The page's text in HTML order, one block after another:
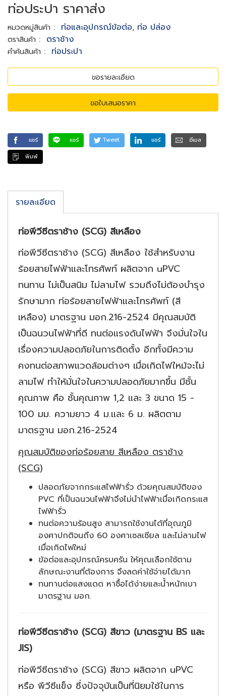
ท่อประปา ราคาส่ง
หมวดหมู่สินค้า : ท่อและอุปกรณ์ข้อต่อ, ท่อ ปล่อง
ตราสินค้า : ตราช้าง
คำค้นสินค้า : ท่อประปา
ขอรายละเอียด
ขอใบเสนอราคา
แชร์ แชร์ Tweet แชร์
อีเมล
พิมพ์
รายละเอียด
ท่อพีวีซีตราช้าง (SCG) สีเหลือง
ท่อพีวีซีตราช้าง (SCG) สีเหลือง ใช้สำหรับงาน
ร้อยสายไฟฟ้าและโทรศัพท์ ผลิตจาก uPVC
ทนทาน ไม่เป็นสนิม ไม่ลามไฟ รวมถึงไม่ต้องบำรุง
รักษามาก ท่อร้อยสายไฟฟ้าและโทรศัพท์ (สี
เหลือง) มาตรฐาน มอก.216-2524 มีคุณสมบัติ
เป็นฉนวนไฟฟ้าที่ดี ทนต่อแรงดันไฟฟ้า จึงมั่นใจใน
เรื่องความปลอดภัยในการติดตั้ง อีกทั้งมีความ
คงทนต่อสภาพแวดล้อมต่างๆ เมื่อเกิดไฟใหม้จะไม่
ลามไฟ ทำให้มั่นใจในความปลอดภัยมากขึ้น มีชั้น
คุณภาพ คือ ชั้นคุณภาพ 1,2 และ 3 ขนาด 15 -
100 มม. ความยาว 4 ม.และ 6 ม. ผลิตตาม
มาตรฐาน มอก.216-2524
คุณสมบัติของท่อร้อยสาย สีเหลือง ตราช้าง
(SCG)
ปลอดภัยจากกระแสไฟฟ้ารั่ว ด้วยคุณสมบัติของ
PVC ที่เป็นฉนวนไฟฟ้าจึงไม่นำไฟฟ้าเมื่อเกิดกระแส
ไฟฟ้ารั่ว
ทนต่อความร้อนสูง สามารถใช้งานได้ที่อุณภูมิ
องศาปกติจนถึง 60 องศาเซลเซียล และไม่ลามไฟ
เมื่อเกิดไฟใหม่
ข้อต่อและอุปกรณ์ครบครัน ให้คุณเลือกใช้ตาม
ลักษณะงานที่ต้องการ จึงลดค่าใช้จ่ายได้มาก
ทนทานต่อแสงแดด หาซื้อได้ง่ายและน้ำหนักเบา
มาตรฐาน มอก.
ท่อพีวีซีตราช้าง (SCG) สีขาว (มาตรฐาน BS และ
JIS)
ท่อพีวีซีตราช้าง (SCG) สีขาว ผลิตจาก uPVC
หรือ พีวีซีแข็ง ซึ่งปัจจุบันเป็นที่นิยมใช้ในการ